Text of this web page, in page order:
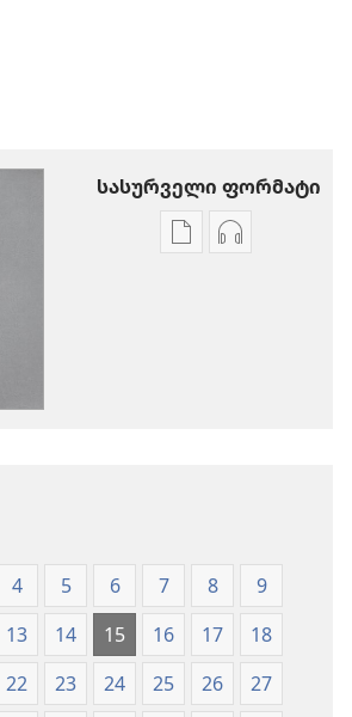
სასურველი ფორმატი
პუბლიკაციების
4 5 6 7 8
9
13 14 15 16 17
18
22 23 24 25 26
27